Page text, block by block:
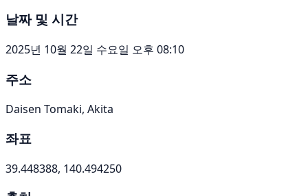
날짜 및 시간
2025년 10월 22일 수요일 오후 08:10
주소
Daisen Tomaki, Akita
좌표
39.448388, 140.494250